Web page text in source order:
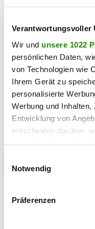
Verantwortungsvoller
Wir und unsere 1022
persönlichen Daten,
von Technologien wie
Ihrem Gerät zu
personalisierte
Werbung und
Entwicklung von
entscheiden darüber,
nutzt. Sie können Ihre
Trigger Symbol ändern
Informationen
Notwendig
Präferenzen
teilen
gestorben